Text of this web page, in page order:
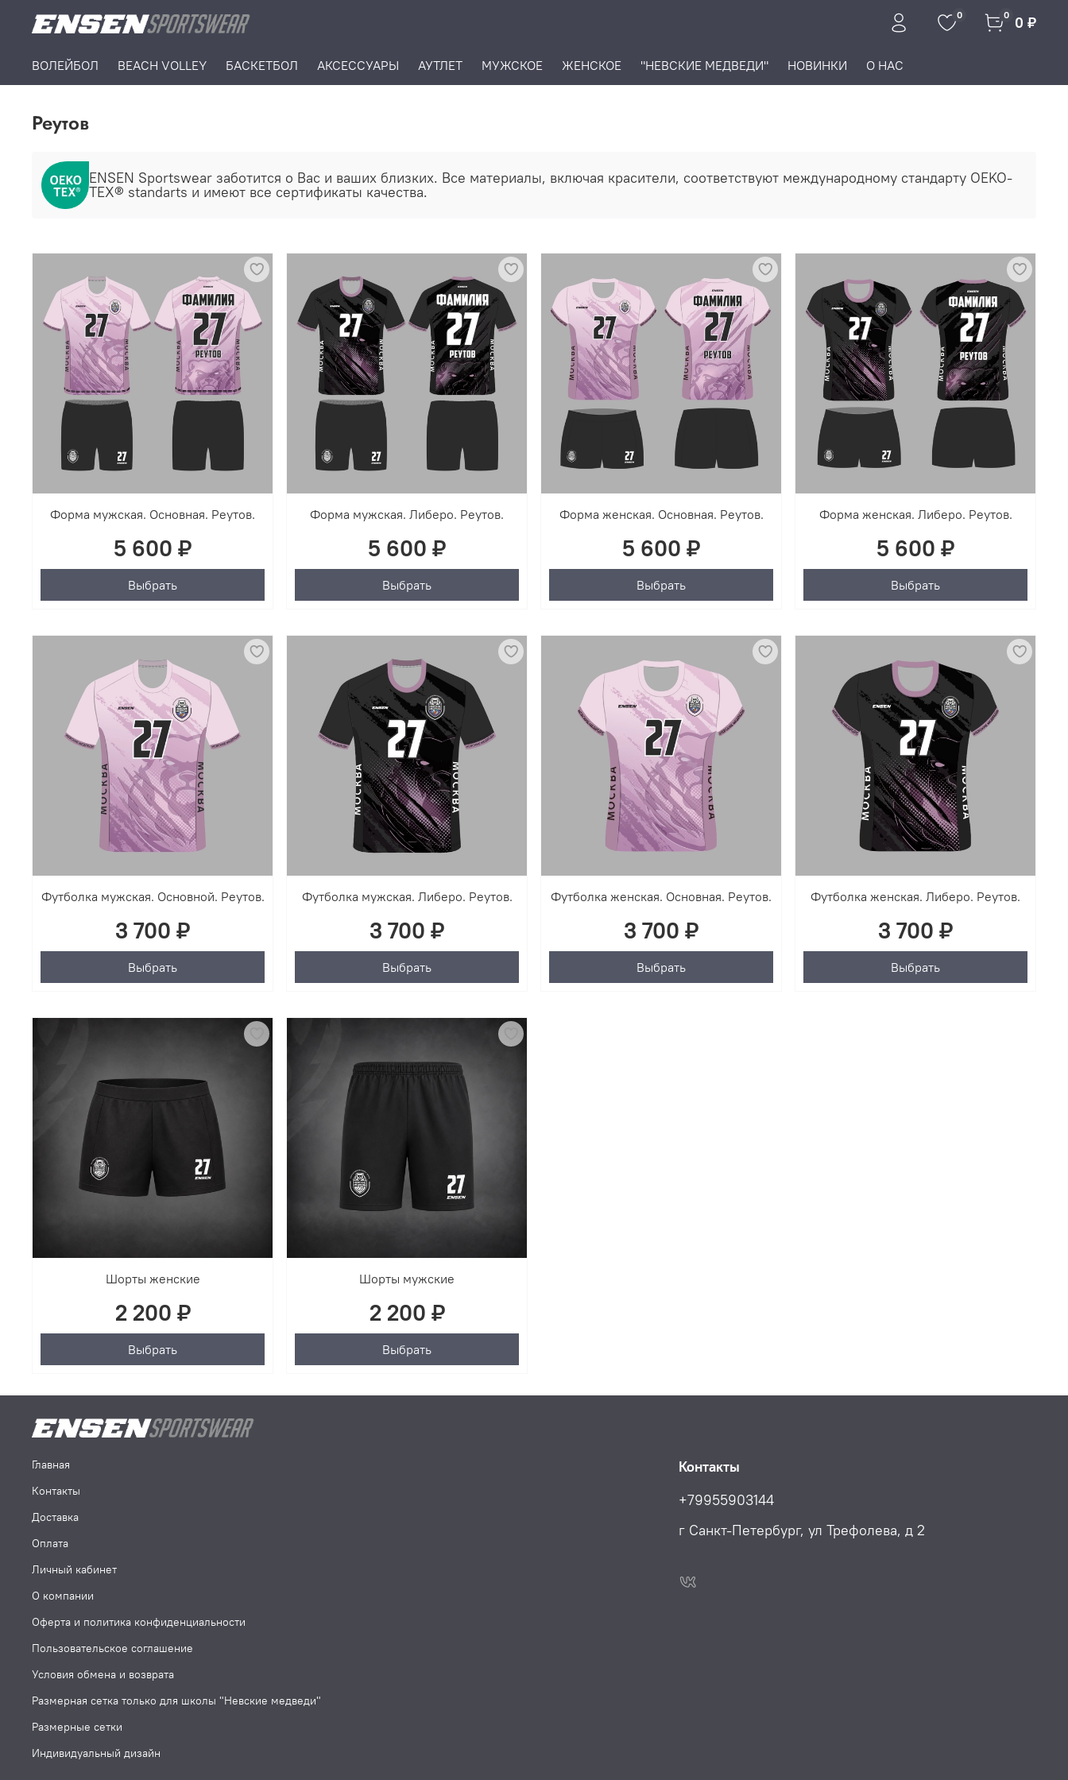
0 0 0 ₽
ВОЛЕЙБОЛ BEACH VOLLEY БАСКЕТБОЛ АКСЕССУАРЫ АУТЛЕТ МУЖСКОЕ ЖЕНСКОЕ "НЕВСКИЕ МЕДВЕДИ" НОВИНКИ О НАС
Реутов
ENSEN Sportswear заботится о Ваc и ваших близких. Все материалы, включая красители, соответствуют международному стандарту OEKO-
TEX® standarts и имеют все сертификаты качества.
Форма мужская. Основная. Реутов.
5 600 ₽
Выбрать
Форма мужская. Либеро. Реутов.
5 600 ₽
Выбрать
Форма женская. Основная. Реутов.
5 600 ₽
Выбрать
Форма женская. Либеро. Реутов.
5 600 ₽
Выбрать
Футболка мужская. Основной. Реутов.
3 700 ₽
Выбрать
Футболка мужская. Либеро. Реутов.
3 700 ₽
Выбрать
Футболка женская. Основная. Реутов.
3 700 ₽
Выбрать
Футболка женская. Либеро. Реутов.
3 700 ₽
Выбрать
Шорты женские
2 200 ₽
Выбрать
Шорты мужские
2 200 ₽
Выбрать
Главная
Контакты
Доставка
Оплата
Личный кабинет
О компании
Оферта и политика конфиденциальности
Пользовательское соглашение
Условия обмена и возврата
Размерная сетка только для школы "Невские медведи"
Размерные сетки
Индивидуальный дизайн
Контакты
+79955903144
г Санкт-Петербург, ул Трефолева, д 2